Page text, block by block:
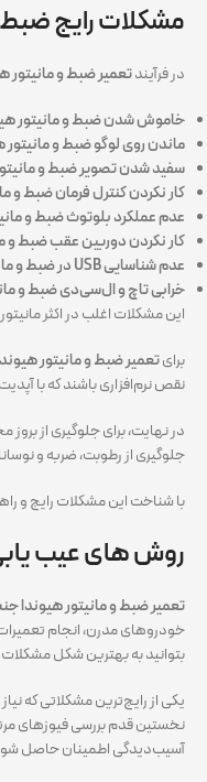
مشکلات رایج
در فرآیندتعمیر ضبط و
خاموش شدن ضبط و مانیتور
ماندن روی لوگو ضبط و
سفید شدن تصویر ضبط و
کار نکردن کنترل فرمان ضبط و
عدم عملکرد بلوتوث ضبط و
کار نکردن دوربین عقب ضبط و
عدم شناسایی USB در ضبط و مانیتور هیوندا جنسیس
خرابی تاچ و ال‌سی‌دی ضبط و
این مشکلات اغلب در اکثر
برایتعمیر ضبط و مانیتور
نقص نرم‌افزاری باشند که با
در نهایت، برای جلوگیری از
جلوگیری از رطوبت، ضربه و
با شناخت این مشکلات رایج و
روش های عیب
تعمیر ضبط و مانیتور هیوندا
خودروهای مدرن، انجام
بتوانید به بهترین شکل مشکلات
یکی از رایج‌ترین مشکلاتی که
نخستین قدم بررسی فیوزهای
آسیب‌دیدگی اطمینان حاصل